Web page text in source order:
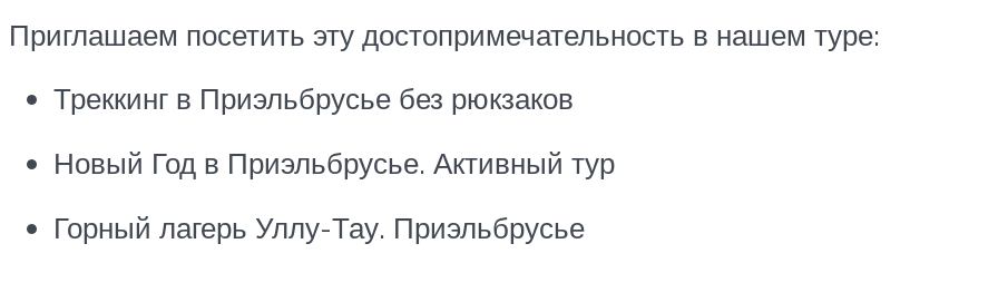
Приглашаем посетить эту достопримечательность в нашем туре:
Треккинг в Приэльбрусье без рюкзаков
Новый Год в Приэльбрусье. Активный тур
Горный лагерь Уллу-Тау. Приэльбрусье